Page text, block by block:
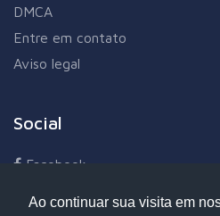
Ao continuar sua visita em
DMCA
Entre em contato
Aviso legal
Social
Facebook